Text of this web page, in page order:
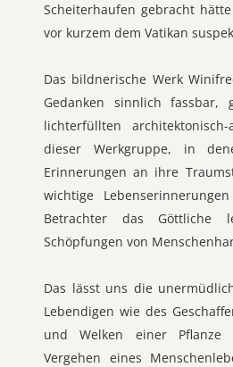
Scheiterhaufen gebracht
vor kurzem dem Vatikan
Das bildnerische Werk
Gedanken sinnlich fassbar,
lichterfüllten architektonisch-
dieser Werkgruppe, in
Erinnerungen an ihre
wichtige
Betrachter das
Schöpfungen von
Das lässt uns die
Lebendigen wie des
und Welken einer
Vergehen eines